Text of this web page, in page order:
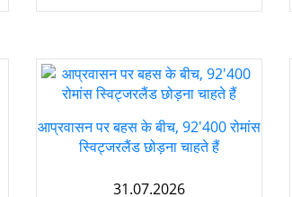
आप्रवासन पर बहस के बीच, 92'400 रोमांस
स्विट्जरलैंड छोड़ना चाहते हैं
31.07.2026